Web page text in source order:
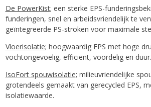
De PowerKist; een sterke EPS-
funderingen, snel en arbeidsvriendelijk te
geïntegreerde PS-stroken voor maximale
Vloerisolatie; hoogwaardig EPS met hoge
vochtongevoelig, efficiënt, voordelig en
IsoFort spouwisolatie; milieuvriendelijke
grotendeels gemaakt van gerecycled EPS,
isolatiewaarde.